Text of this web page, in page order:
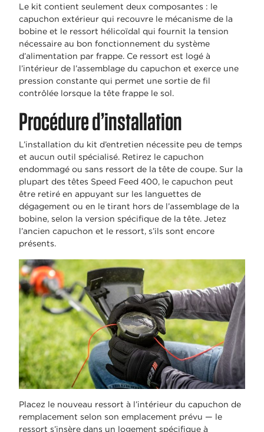
Le kit contient seulement deux composantes : le
capuchon extérieur qui recouvre le mécanisme de la
bobine et le ressort hélicoïdal qui fournit la tension
nécessaire au bon fonctionnement du système
d’alimentation par frappe. Ce ressort est logé à
l’intérieur de l’assemblage du capuchon et exerce une
pression constante qui permet une sortie de fil
contrôlée lorsque la tête frappe le sol.
Procédure d’installation
L’installation du kit d’entretien nécessite peu de temps
et aucun outil spécialisé. Retirez le capuchon
endommagé ou sans ressort de la tête de coupe. Sur la
plupart des têtes Speed Feed 400, le capuchon peut
être retiré en appuyant sur les languettes de
dégagement ou en le tirant hors de l’assemblage de la
bobine, selon la version spécifique de la tête. Jetez
l’ancien capuchon et le ressort, s’ils sont encore
présents.
Placez le nouveau ressort à l’intérieur du capuchon de
remplacement selon son emplacement prévu — le
ressort s’insère dans un logement spécifique à